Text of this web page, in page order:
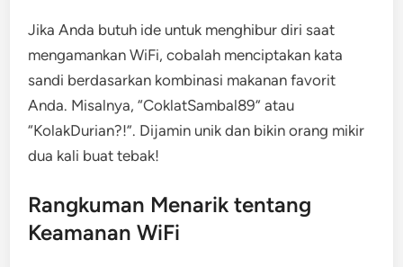
Jika Anda butuh ide untuk menghibur diri saat
mengamankan WiFi, cobalah menciptakan kata
sandi berdasarkan kombinasi makanan favorit
Anda. Misalnya, “CoklatSambal89” atau
“KolakDurian?!”. Dijamin unik dan bikin orang mikir
dua kali buat tebak!
Rangkuman Menarik tentang
Keamanan WiFi